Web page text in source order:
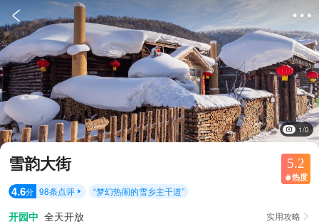
 
1/0
雪韵大街 5.2
 热度
4.6分 98条点评  “梦幻热闹的雪乡主干道”
开园中 全天开放 实用攻略 